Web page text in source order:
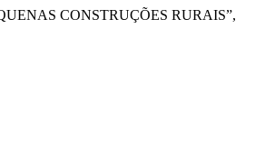
CONSTRUÇÕES RURAIS”,